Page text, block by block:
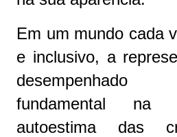
Em um mundo cada
e inclusivo, a
fundamental na
autoestima das